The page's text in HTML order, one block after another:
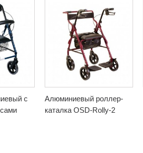
с
Алюминиевый роллер-
каталка OSD-Rolly-2